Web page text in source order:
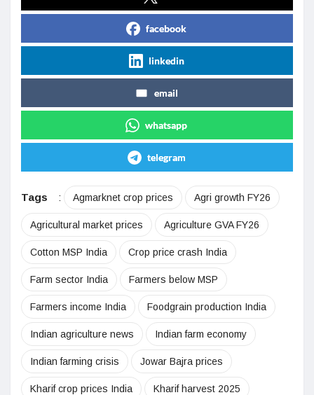
facebook
linkedin
email
whatsapp
telegram
Tags : Agmarknet crop prices Agri growth FY26
Agricultural market prices Agriculture GVA FY26
Cotton MSP India Crop price crash India
Farm sector India Farmers below MSP
Farmers income India Foodgrain production India
Indian agriculture news Indian farm economy
Indian farming crisis Jowar Bajra prices
Kharif crop prices India Kharif harvest 2025